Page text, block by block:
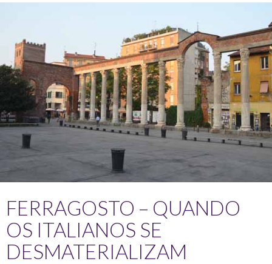
FERRAGOSTO – QUANDO
OS ITALIANOS SE
DESMATERIALIZAM